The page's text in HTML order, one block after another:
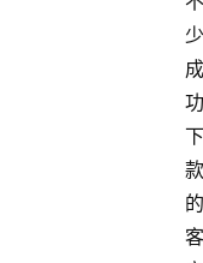
少
成
功
下
款
的
客